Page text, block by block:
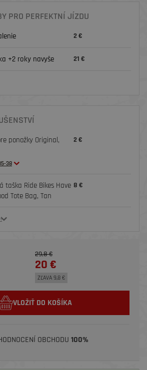
PRO PERFEKTNÍ JÍZDU
2 €
+2 roky navyše 21 €
ponožky Original,
38
2 €
taška Ride Bikes Have
Tote Bag, Tan
8 €
29,8 €
20 €
ZĽAVA 9,8 €
VLOŽIŤ DO KOŠÍKA
OBCHODU 100%